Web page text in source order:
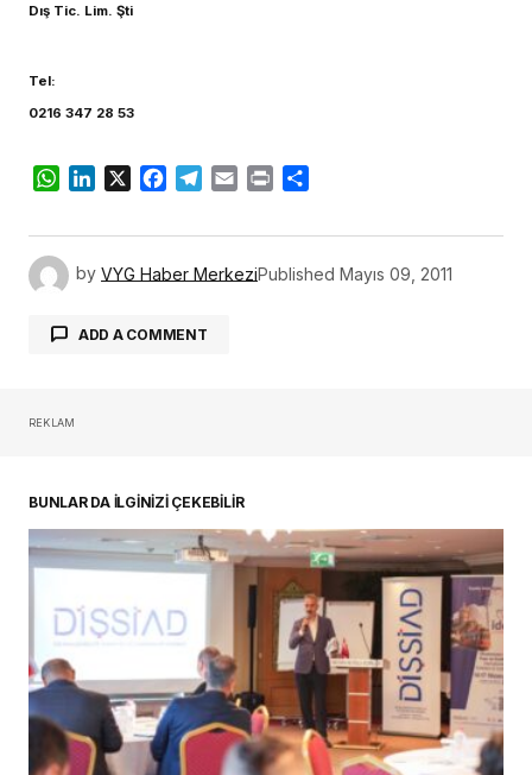
Dış Tic. Lim. Şti
Tel:
0216 347 28 53
WhatsApp
LinkedIn
X Facebook
Telegram
Email Print
by VYG Haber MerkeziPublished Mayıs 09, 2011
ADD A COMMENT
REKLAM
BUNLAR DA İLGİNİZİ ÇEKEBİLİR